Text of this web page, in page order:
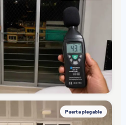
Puerta plegable